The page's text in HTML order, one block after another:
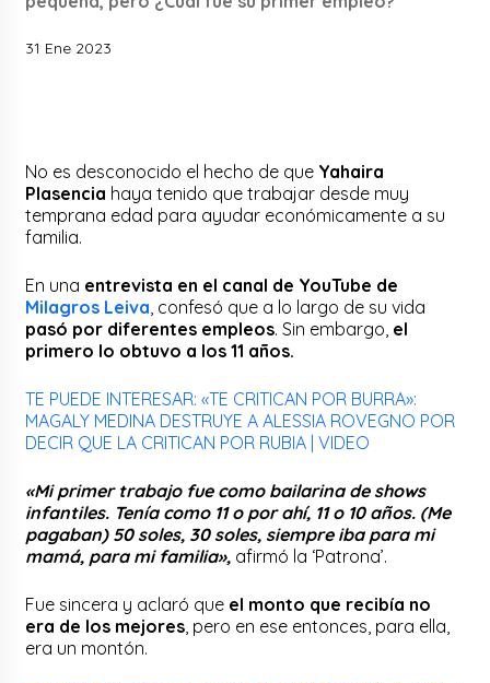
31 Ene 2023
No es desconocido el hecho de que Yahaira
Plasencia haya tenido que trabajar desde muy
temprana edad para ayudar económicamente a su
familia.
En una entrevista en el canal de YouTube de
Milagros Leiva , confesó que a lo largo de su vida
pasó por diferentes empleos. Sin embargo, el
primero lo obtuvo a los 11 años.
TE PUEDE INTERESAR: «TE CRITICAN POR BURRA»:
MAGALY MEDINA DESTRUYE A ALESSIA ROVEGNO POR
DECIR QUE LA CRITICAN POR RUBIA | VIDEO
«Mi primer trabajo fue como bailarina de shows
infantiles. Tenía como 11 o por ahí, 11 o 10 años. (Me
pagaban) 50 soles, 30 soles, siempre iba para mi
mamá, para mi familia», afirmó la ‘Patrona’.
Fue sincera y aclaró que el monto que recibía no
era de los mejores , pero en ese entonces, para ella,
era un montón.